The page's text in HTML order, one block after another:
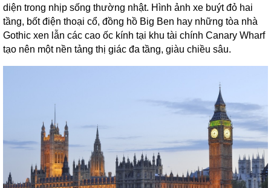
diện trong nhịp sống thường nhật. Hình ảnh xe buýt đỏ hai
tầng, bốt điện thoại cổ, đồng hồ Big Ben hay những tòa nhà
Gothic xen lẫn các cao ốc kính tại khu tài chính Canary Wharf
tạo nên một nền tảng thị giác đa tầng, giàu chiều sâu.